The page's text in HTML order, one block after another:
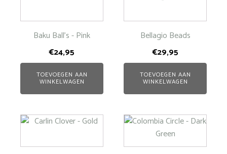
Baku Ball's - Pink
€24,95
TOEVOEGEN AAN
WINKELWAGEN
Bellagio Beads
€29,95
TOEVOEGEN AAN
WINKELWAGEN